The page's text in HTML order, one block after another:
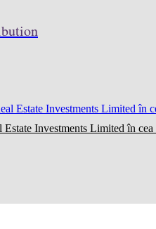
Investments Limited în